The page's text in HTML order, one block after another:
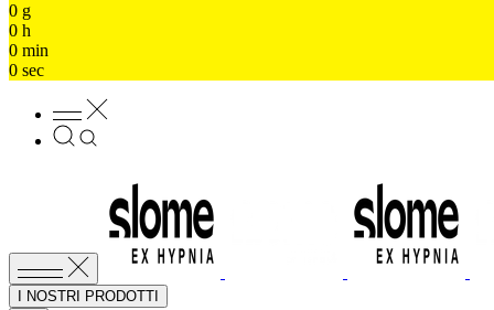
0 g
0 h
0 min
0 sec
I NOSTRI PRODOTTI